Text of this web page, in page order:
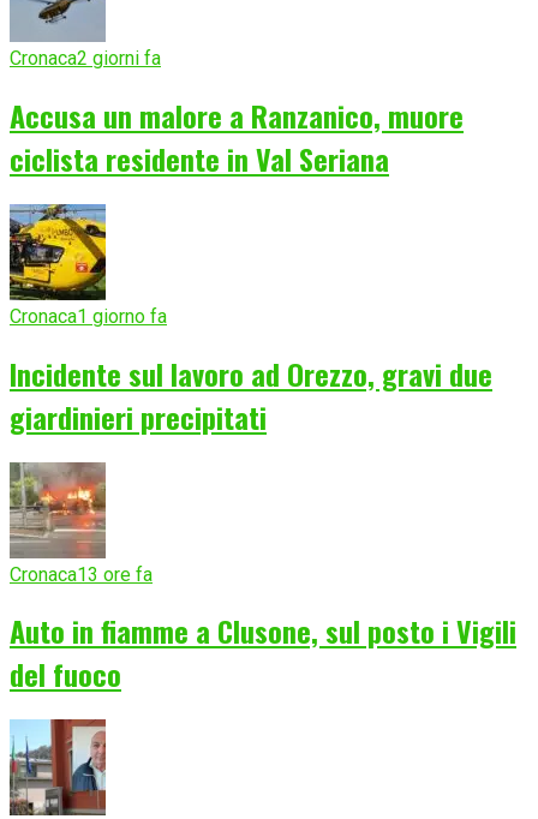
Cronaca2 giorni fa
Accusa un malore a Ranzanico, muore
ciclista residente in Val Seriana
Cronaca1 giorno fa
Incidente sul lavoro ad Orezzo, gravi due
giardinieri precipitati
Cronaca13 ore fa
Auto in fiamme a Clusone, sul posto i Vigili
del fuoco